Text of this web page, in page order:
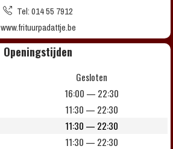
Tel: 014 55 7912
www.frituurpadattje.be
Openingstijden
Gesloten
16:00 — 22:30
11:30 — 22:30
11:30 — 22:30
11:30 — 22:30